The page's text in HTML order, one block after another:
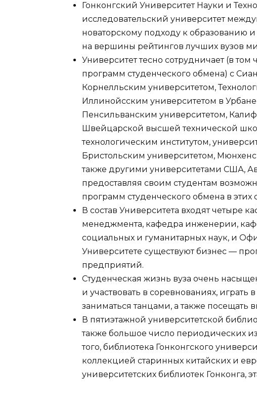
Гонконгский Университет Науки и
исследовательский университет
новаторскому подходу к образованию
на вершины рейтингов лучших вузов
Университет тесно сотрудничает (в
программ студенческого обмена) с
Корнелльским университетом,
Иллинойсским университетом в
Пенсильванским университетом,
Швейцарской высшей технической
технологическим институтом,
Бристольским университетом,
также другими университетами США,
предоставляя своим студентам
программ студенческого обмена в этих
В состав Университета входят четыре
менеджмента, кафедра инженерии,
социальных и гуманитарных наук, и
Университете существуют бизнес —
предприятий.
Студенческая жизнь вуза очень
и участвовать в соревнованиях, играть
заниматься танцами, а также посещать
В пятиэтажной университетской
также большое число периодических
того, библиотека Гонконгского
коллекцией старинных китайских и
университетских библиотек Гонконга,